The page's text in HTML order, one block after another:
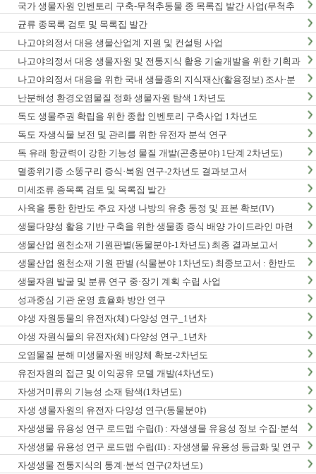
국가 생물자원 인벤토리 구축-무척추동물 종 목록집 발간 사업(무척추
동물-Ⅵ,Ⅶ)
균류 종목록 검토 및 목록집 발간
나고야의정서 대응 생물산업계 지원 및 컨설팅 사업
나고야의정서 대응 생물자원 및 전통지식 활용 기술개발을 위한 기획과
제
나고야의정서 대응을 위한 국내 생물종의 지식재산(활용정보) 조사·분
석 연구(3차년도)
난분해성 환경오염물질 정화 생물자원 탐색 1차년도
독도 생물주권 확립을 위한 종합 인벤토리 구축사업 1차년도
독도 자생식물 보전 및 관리를 위한 유전자 분석 연구
독 유래 항균력이 강한 기능성 물질 개발(곤충분야) 1단계 2차년도)
멸종위기종 소똥구리 증식·복원 연구-2차년도 결과보고서
미세조류 종목록 검토 및 목록집 발간
사육을 통한 한반도 주요 자생 나방의 유충 동정 및 표본 확보(IV)
생물다양성 활용 기반 구축을 위한 생물종 증식 배양 가이드라인 마련
연구(2차년도)
생물산업 원천소재 기원판별(동물분야-1차년도) 최종 결과보고서
생물산업 원천소재 기원 판별 (식물분야 1차년도) 최종보고서 : 한반도
생물다양성 보전 관리 기반 구축 사업
생물자원 발굴 및 분류 연구 중·장기 계획 수립 사업
성과중심 기관 운영 효율화 방안 연구
야생 자원동물의 유전자(체) 다양성 연구_1년차
야생 자원식물의 유전자(체) 다양성 연구_1년차
오염물질 분해 미생물자원 배양체 확보-2차년도
유전자원의 접근 및 이익공유 모델 개발(4차년도)
자생거미류의 기능성 소재 탐색(1차년도)
자생 생물자원의 유전자 다양성 연구(동물분야)
자생생물 유용성 연구 로드맵 수립(I) : 자생생물 유용성 정보 수집·분석
사업
자생생물 유용성 연구 로드맵 수립(II) : 자생생물 유용성 등급화 및 연구
종합계획 수립
자생생물 전통지식의 통계·분석 연구(2차년도)